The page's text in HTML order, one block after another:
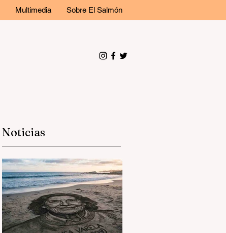
Multimedia Sobre El Salmón
Noticias